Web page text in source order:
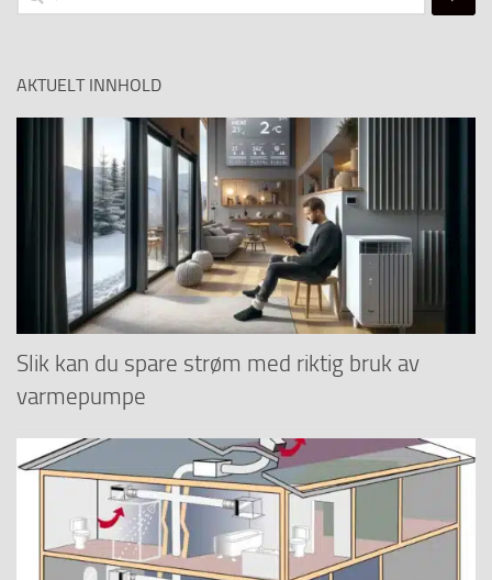
etter:
AKTUELT INNHOLD
Slik kan du spare strøm med riktig bruk av
varmepumpe